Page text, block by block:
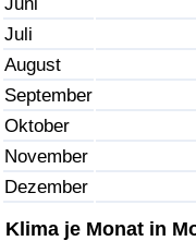
Juni
Juli
August
September
Oktober
November
Dezember
Klima je Monat in
Kriminalitäts-Index
Kriminalitätsindex